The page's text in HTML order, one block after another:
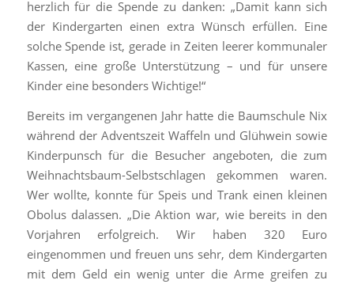
herzlich für die Spende zu danken: „Damit kann sich
der Kindergarten einen extra Wünsch erfüllen. Eine
solche Spende ist, gerade in Zeiten leerer kommunaler
Kassen, eine große Unterstützung – und für unsere
Kinder eine besonders Wichtige!“
Bereits im vergangenen Jahr hatte die Baumschule Nix
während der Adventszeit Waffeln und Glühwein sowie
Kinderpunsch für die Besucher angeboten, die zum
Weihnachtsbaum-Selbstschlagen gekommen waren.
Wer wollte, konnte für Speis und Trank einen kleinen
Obolus dalassen. „Die Aktion war, wie bereits in den
Vorjahren erfolgreich. Wir haben 320 Euro
eingenommen und freuen uns sehr, dem Kindergarten
mit dem Geld ein wenig unter die Arme greifen zu